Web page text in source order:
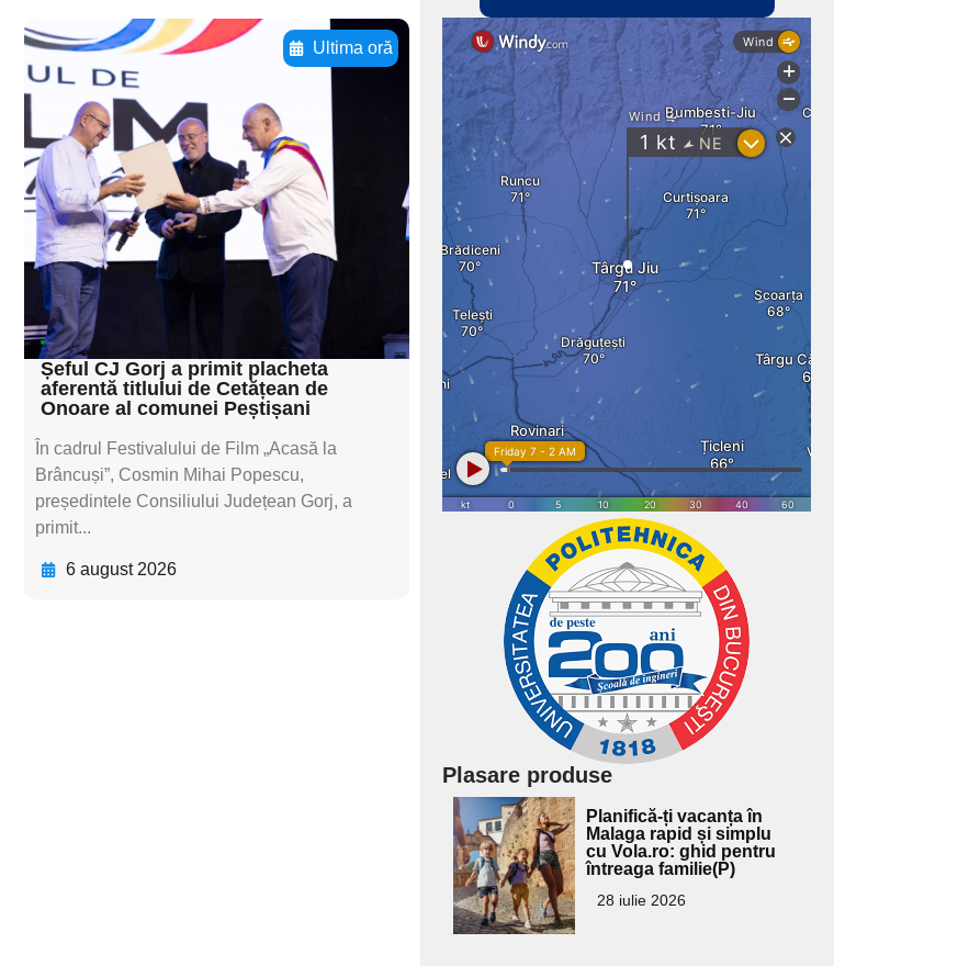
Ultima oră
Adaugă aici textul
pentru
subtitluAdaugă aici
textul pentru
subtitluAdaugă aici
textul pentru
subtitluAdaugă aici
textul pentru subti
Șeful CJ Gorj a primit placheta
aferentă titlului de Cetățean de
Onoare al comunei Peștișani
În cadrul Festivalului de Film „Acasă la
Brâncuși”, Cosmin Mihai Popescu,
președintele Consiliului Județean Gorj, a
primit...
6 august 2026
Plasare produse
Adaugă
aici textul
pentru
subtitlu
Planifică-ți vacanța în
Malaga rapid și simplu
cu Vola.ro: ghid pentru
întreaga familie(P)
28 iulie 2026